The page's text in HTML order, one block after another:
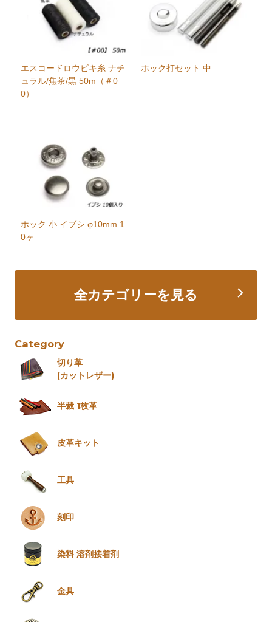
エスコードロウビキ糸 ナチ
ュラル/焦茶/黒 50m（＃0
0）
ホック打セット 中
ホック 小 イブシ φ10mm 1
0ヶ
全カテゴリーを見る
Category
切り革
(カットレザー)
半裁 1枚革
皮革キット
工具
刻印
染料 溶剤接着剤
金具